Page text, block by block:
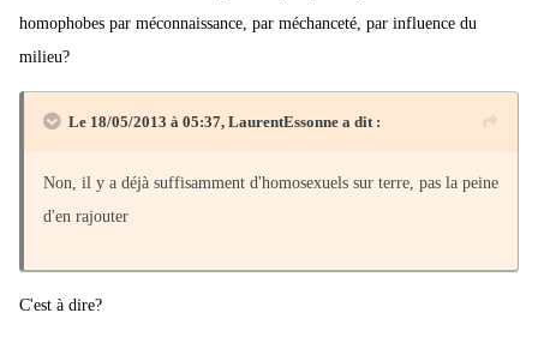
homophobes par méconnaissance, par méchanceté, par influence du
milieu?
Le 18/05/2013 à 05:37, LaurentEssonne a dit :
Non, il y a déjà suffisamment d'homosexuels sur terre, pas la peine
d'en rajouter
C'est à dire?